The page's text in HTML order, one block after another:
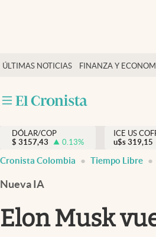
ÚLTIMAS NOTICIAS FINANZA Y
Salud y nutrición
Tiempo libre
Dólar y mercados
Curiosidades
DÓLAR/COP
$ 3157,43 0.13%
ICE US
u$s 319,15
Cronista Colombia Tiempo Libre
Nueva IA
Elon Musk